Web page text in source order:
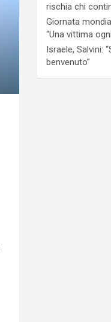
rischia chi
Giornata
“Una vittima
Israele, Salvini:
benvenuto”